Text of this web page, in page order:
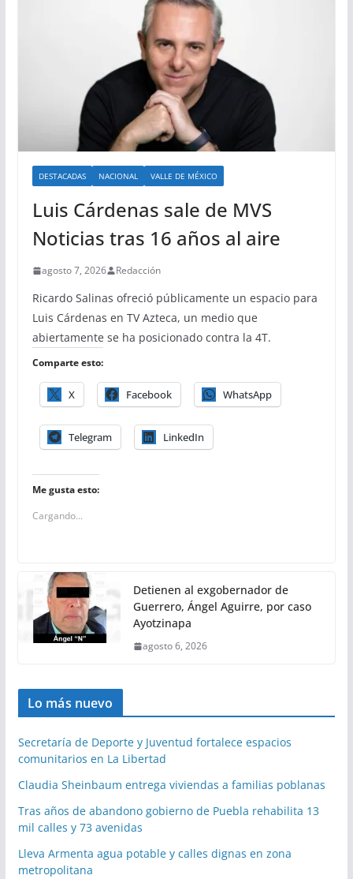
DESTACADAS NACIONAL VALLE DE MÉXICO
Luis Cárdenas sale de MVS
Noticias tras 16 años al aire
agosto 7, 2026 Redacción
Ricardo Salinas ofreció públicamente un espacio para
Luis Cárdenas en TV Azteca, un medio que
abiertamente se ha posicionado contra la 4T.
Comparte esto:
X Facebook WhatsApp
Telegram LinkedIn
Me gusta esto:
Cargando...
Detienen al exgobernador de
Guerrero, Ángel Aguirre, por caso
Ayotzinapa
agosto 6, 2026
Lo más nuevo
Secretaría de Deporte y Juventud fortalece espacios
comunitarios en La Libertad
Claudia Sheinbaum entrega viviendas a familias poblanas
Tras años de abandono gobierno de Puebla rehabilita 13
mil calles y 73 avenidas
Lleva Armenta agua potable y calles dignas en zona
metropolitana